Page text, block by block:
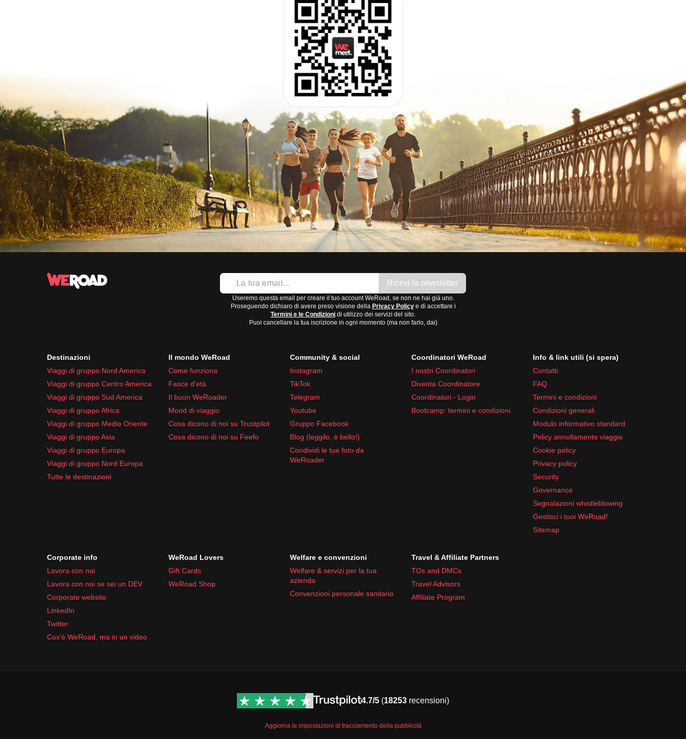
Ricevi la newsletter
Useremo questa email per creare il tuo account WeRoad, se non ne hai già uno.
Proseguendo dichiaro di avere preso visione della Privacy Policye di accettare i
Termini e le Condizioni di utilizzo dei servizi del sito.
Puoi cancellare la tua iscrizione in ogni momento (ma non farlo, dai)
Destinazioni
Viaggi di gruppo Nord America
Viaggi di gruppo Centro America
Viaggi di gruppo Sud America
Viaggi di gruppo Africa
Viaggi di gruppo Medio Oriente
Viaggi di gruppo Asia
Viaggi di gruppo Europa
Viaggi di gruppo Nord Europa
Tutte le destinazioni
Il mondo WeRoad
Come funziona
Fasce d'età
Il buon WeRoader
Mood di viaggio
Cosa dicono di noi su Trustpilot
Cosa dicono di noi su Feefo
Community & social
Instagram
TikTok
Telegram
Youtube
Gruppo Facebook
Blog (leggilo, è bello!)
Condividi le tue foto da
WeRoader
Coordinatori WeRoad
I nostri Coordinatori
Diventa Coordinatore
Coordinatori - Login
Bootcamp: termini e condizioni
Info & link utili (si spera)
Contatti
FAQ
Termini e condizioni
Condizioni generali
Modulo informativo standard
Policy annullamento viaggio
Cookie policy
Privacy policy
Security
Governance
Segnalazioni whistleblowing
Gestisci i tuoi WeRoad!
Sitemap
Corporate info
Lavora con noi
Lavora con noi se sei un DEV
Corporate website
LinkedIn
Twitter
Cos'è WeRoad, ma in un video
WeRoad Lovers
Gift Cards
WeRoad Shop
Welfare e convenzioni
Welfare & servizi per la tua
azienda
Convenzioni personale sanitario
Travel & Affiliate Partners
TOs and DMCs
Travel Advisors
Affiliate Program
4.7/5 (18253 recensioni)
Aggiorna le impostazioni di tracciamento della pubblicità